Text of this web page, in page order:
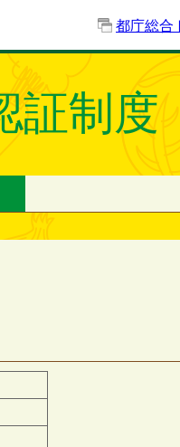
都庁総合
証制度